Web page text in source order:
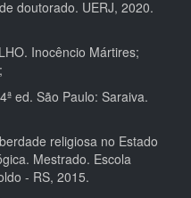
doutorado. UERJ, 2020.
Inocêncio Mártires;
ed. São Paulo: Saraiva.
religiosa no Estado
Mestrado. Escola
- RS, 2015.